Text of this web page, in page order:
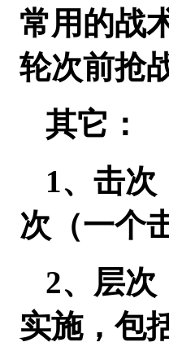
常用的战
轮次前抢
其它：
1、击
次（一个
2、层次
实施，包